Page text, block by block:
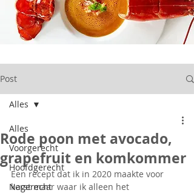
Post
Alles
Voorgerecht
Hoofdgerecht
Nagerecht
Alles
Rode poon met avocado,
grapefruit en komkommer
Een recept dat ik in 2020 maakte voor
kerst maar waar ik alleen het